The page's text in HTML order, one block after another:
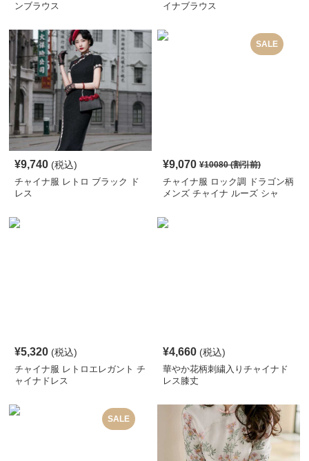
ンブラウス
イナブラウス
¥9,740 (税込)
チャイナ服 レトロ ブラック ド
レス
SALE
¥9,070 ¥10080(割引前)
チャイナ服 ロック調 ドラゴン柄
メンズ チャイナ ルーズ シャ
¥5,320 (税込)
チャイナ服 レトロエレガント チ
ャイナドレス
¥4,660 (税込)
華やか花柄刺繍入りチャイナド
レス膝丈
SALE